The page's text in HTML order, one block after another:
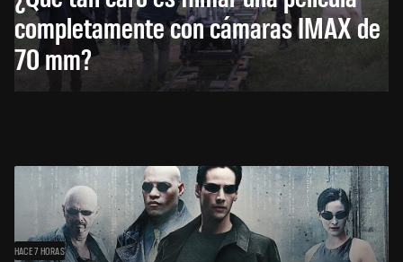
completamente con cámaras IMAX de
70 mm?
HACE 7 HORAS